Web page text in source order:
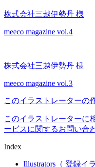
株式会社三越伊勢丹 様
meeco magazine vol.4
株式会社三越伊勢丹 様
meeco magazine vol.3
このイラストレーターの
このイラストレーターに
ービスに関するお問い合
Index
Illustrators （ 登録イ